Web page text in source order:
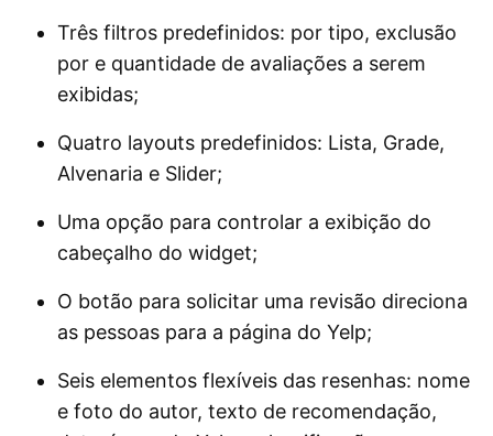
Três filtros predefinidos: por tipo, exclusão
por e quantidade de avaliações a serem
exibidas;
Quatro layouts predefinidos: Lista, Grade,
Alvenaria e Slider;
Uma opção para controlar a exibição do
cabeçalho do widget;
O botão para solicitar uma revisão direciona
as pessoas para a página do Yelp;
Seis elementos flexíveis das resenhas: nome
e foto do autor, texto de recomendação,